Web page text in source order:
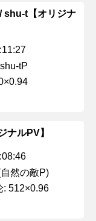
shu-t【オリジナ
tP
ナルPV】
然の敵P)
: 512×0.96